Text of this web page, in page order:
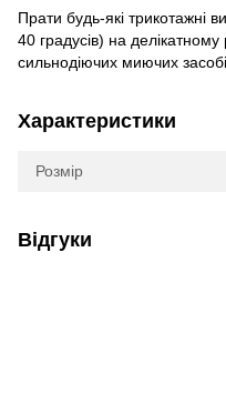
Прати будь-які трикотажні
40 градусів) на
сильнодіючих миючих
Характеристики
Розмір
Відгуки